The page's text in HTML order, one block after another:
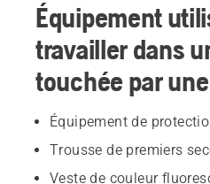
Équipement
travailler dans
touchée par
Équipement de
Trousse de premiers
Veste de couleur